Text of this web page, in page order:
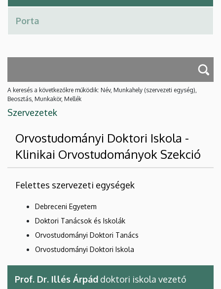
A keresés a következőkre működik: Név, Munkahely (szervezeti egység),
Beosztás, Munkakör, Mellék
Szervezetek
Orvostudományi Doktori Iskola -
Klinikai Orvostudományok Szekció
Felettes szervezeti egységek
Debreceni Egyetem
Doktori Tanácsok és Iskolák
Orvostudományi Doktori Tanács
Orvostudományi Doktori Iskola
Prof. Dr. Illés Árpád doktori iskola vezető